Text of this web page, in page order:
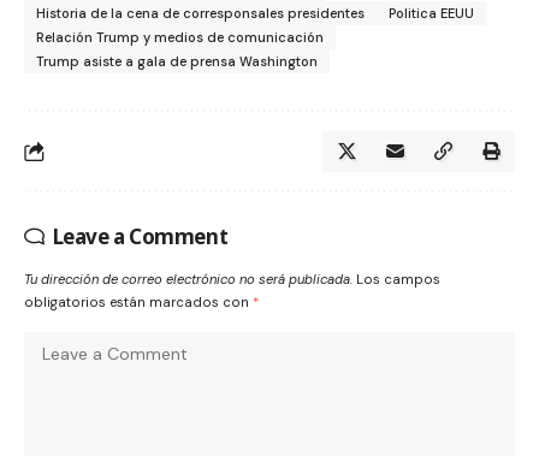
Historia de la cena de corresponsales presidentes
Politica EEUU
Relación Trump y medios de comunicación
Trump asiste a gala de prensa Washington
Leave a Comment
Tu dirección de correo electrónico no será publicada. Los campos
obligatorios están marcados con *